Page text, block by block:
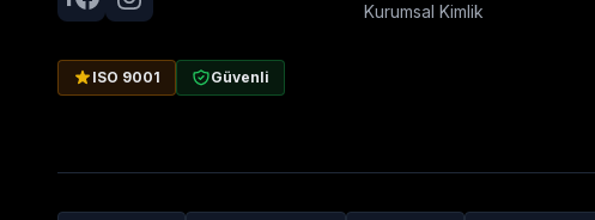
ISO 9001 Güvenli
Kurumsal Kimlik